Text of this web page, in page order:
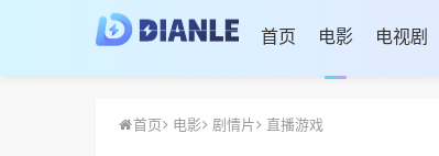
首页 电影 电视剧
首页 电影 剧情片 直播游戏